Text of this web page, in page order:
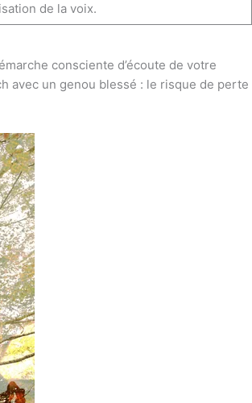
de la voix.
consciente d’écoute de votre
avec un genou blessé : le risque de perte